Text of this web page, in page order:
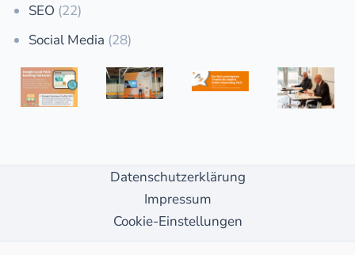
SEO (22)
Social Media (28)
Datenschutzerklärung
Impressum
Cookie-Einstellungen